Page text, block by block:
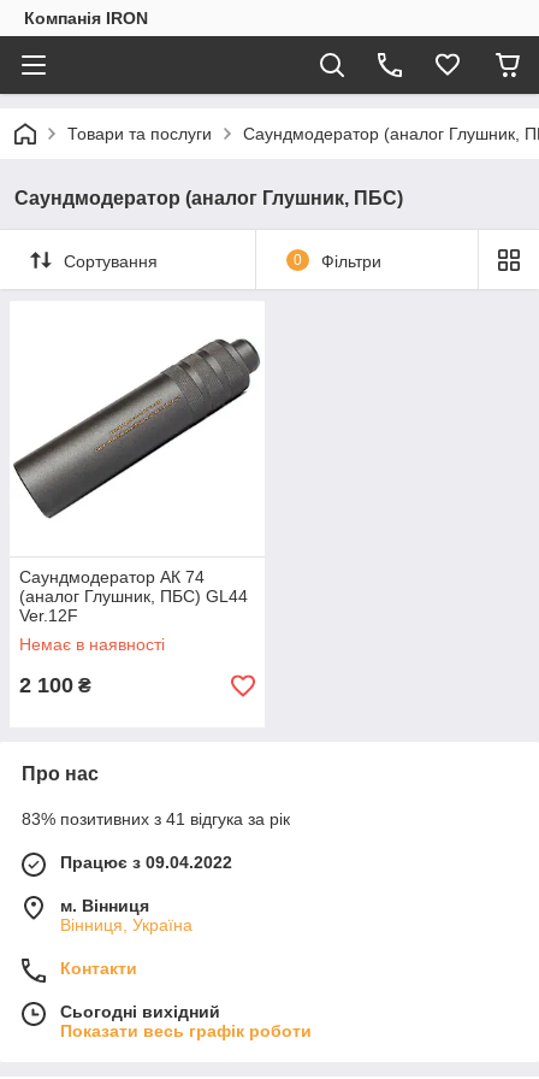
Компанія IRON
Товари та послуги Саундмодератор (аналог Глушник,
Саундмодератор (аналог Глушник, ПБС)
Сортування 0 Фільтри
Саундмодератор АК 74
(аналог Глушник, ПБС) GL44
Ver.12F
Немає в наявності
2 100 ₴
Про нас
83% позитивних з 41 відгука за рік
Працює з 09.04.2022
м. Вінниця
Вінниця, Україна
Контакти
Сьогодні вихідний
Показати весь графік роботи